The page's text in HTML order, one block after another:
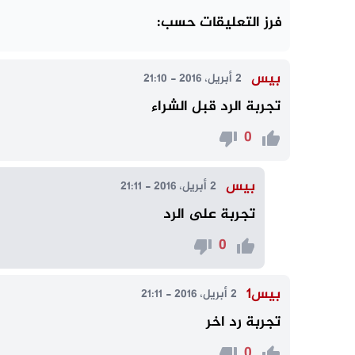
فرز التعليقات حسب:
بيس 2 أبريل، 2016 - 21:10
تجربة الرد قبل الشراء
0
بيس 2 أبريل، 2016 - 21:11
تجربة على الرد
0
بيس١ 2 أبريل، 2016 - 21:11
تجربة رد اخر